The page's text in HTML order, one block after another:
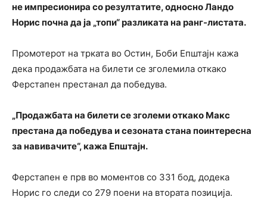
не импресионира со резултатите, односно Ландо
Норис почна да ја „топи“ разликата на ранг-листата.
Промотерот на трката во Остин, Боби Епштајн кажа
дека продажбата на билети се зголемила откако
Ферстапен престанал да победува.
„Продажбата на билети се зголеми откако Макс
престана да победува и сезоната стана поинтересна
за навивачите“, кажа Епштајн.
Ферстапен е прв во моментов со 331 бод, додека
Норис го следи со 279 поени на втората позиција.